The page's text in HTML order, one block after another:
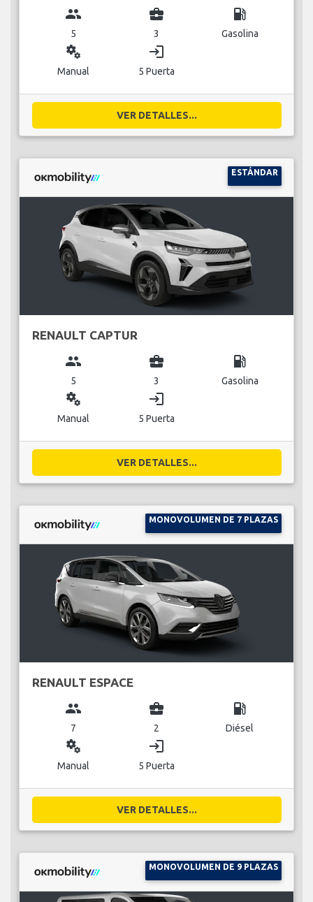
group
5
business_center
3
local_gas_station
Gasolina
miscellaneous_services
Manual
login
5 Puerta
VER DETALLES...
ESTÁNDAR
RENAULT CAPTUR
group
5
business_center
3
local_gas_station
Gasolina
miscellaneous_services
Manual
login
5 Puerta
VER DETALLES...
MONOVOLUMEN DE 7 PLAZAS
RENAULT ESPACE
group
7
business_center
2
local_gas_station
Diésel
miscellaneous_services
Manual
login
5 Puerta
VER DETALLES...
MONOVOLUMEN DE 9 PLAZAS